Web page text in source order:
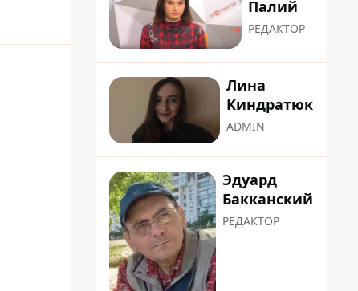
Палий
РЕДАКТОР
Лина
Киндратюк
ADMIN
Эдуард
Бакканский
РЕДАКТОР